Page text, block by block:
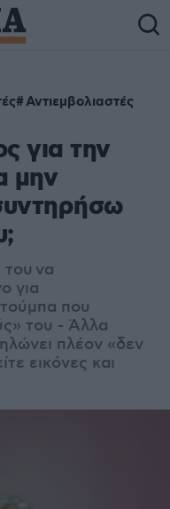
Αντιεμβολιαστές
για την
μην
να
για
που
του - Άλλα
πλέον «δεν
εικόνες και